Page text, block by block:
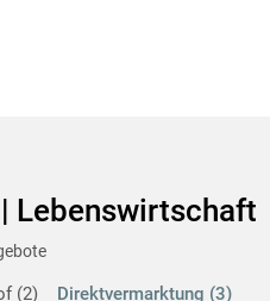
Lebenswirtschaft
2 Direktvermarktung 3